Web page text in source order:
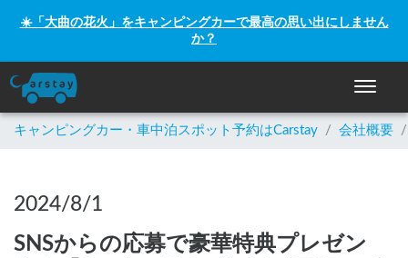
☀️「大曲の花火」をキャンピングカーで最高の思い出にしません
か？
ナビゲ
キャンピングカー・車中泊スポット予約はCarstay / 会社概要 /
2024/8/1
SNSからの応募で豪華特典プレゼン